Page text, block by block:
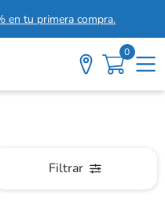
en tu primera compra.
0
Filtrar